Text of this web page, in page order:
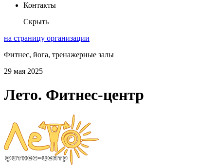
Контакты
Скрыть
на страницу организации
Фитнес, йога, тренажерные залы
29 мая 2025
Лето. Фитнес-центр